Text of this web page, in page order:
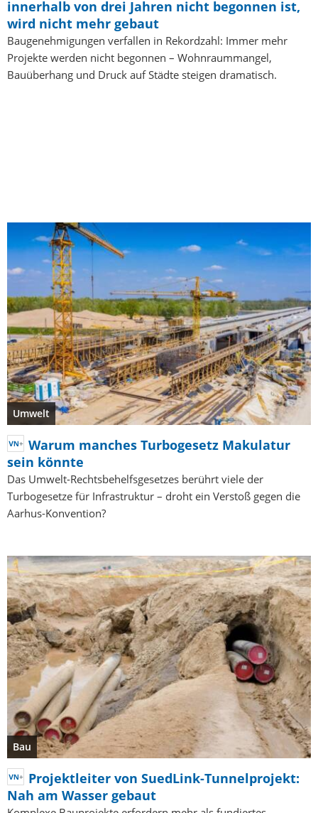
innerhalb von drei Jahren nicht begonnen ist,
wird nicht mehr gebaut
Baugenehmigungen verfallen in Rekordzahl: Immer mehr
Projekte werden nicht begonnen – Wohnraummangel,
Bauüberhang und Druck auf Städte steigen dramatisch.
Umwelt
Warum manches Turbogesetz Makulatur
sein könnte
Das Umwelt-Rechtsbehelfsgesetzes berührt viele der
Turbogesetze für Infrastruktur – droht ein Verstoß gegen die
Aarhus-Konvention?
Bau
Projektleiter von SuedLink-Tunnelprojekt:
Nah am Wasser gebaut